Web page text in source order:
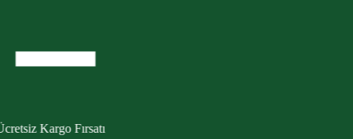
Kargo Fırsatı